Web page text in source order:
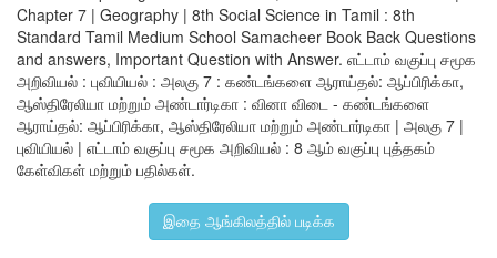
ஆஸ்திரேலிய மணல் பாலைவனம், இந்தியப் பெருங்கடல், சிட்னி,
Chapter 7 | Geography | 8th Social Science in Tamil : 8th
Standard Tamil Medium School Samacheer Book Back Questions
and answers, Important Question with Answer. எட்டாம் வகுப்பு சமூக
அறிவியல் : புவியியல் : அலகு 7 : கண்டங்களை ஆராய்தல்: ஆப்பிரிக்கா,
ஆஸ்திரேலியா மற்றும் அண்டார்டிகா : வினா விடை - கண்டங்களை
ஆராய்தல்: ஆப்பிரிக்கா, ஆஸ்திரேலியா மற்றும் அண்டார்டிகா | அலகு 7 |
புவியியல் | எட்டாம் வகுப்பு சமூக அறிவியல் : 8 ஆம் வகுப்பு புத்தகம்
கேள்விகள் மற்றும் பதில்கள்.
இதை ஆங்கிலத்தில் படிக்க